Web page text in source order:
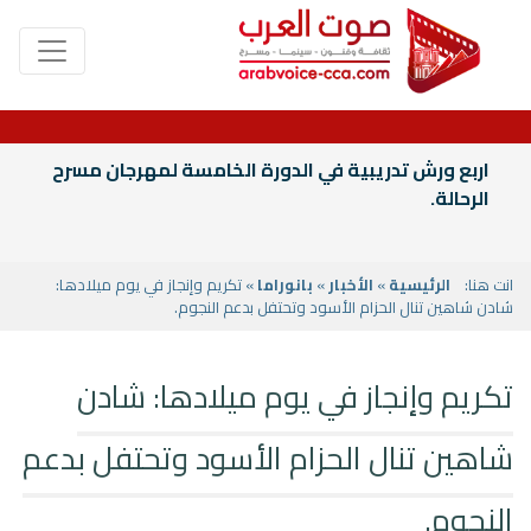
اربع ورش تدريبية في الدورة الخامسة لمهرجان مسرح
الرحالة.
انت هنا: الرئيسية» الأخبار» بانوراما» تكريم وإنجاز في يوم ميلادها:
شادن شاهين تنال الحزام الأسود وتحتفل بدعم النجوم.
تكريم وإنجاز في يوم ميلادها: شادن
شاهين تنال الحزام الأسود وتحتفل بدعم